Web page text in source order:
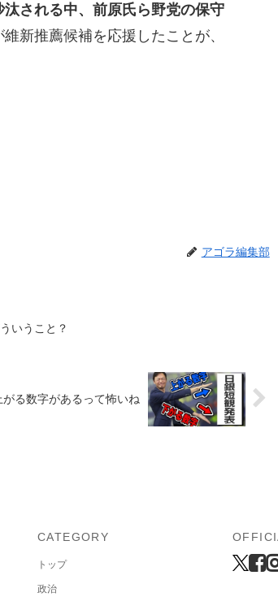
される中、前原氏ら野党の保守
新推薦候補を応援したことが、
アゴラ編集部
いうこと？
る数字があるって怖いね
CATEGORY
トップ
政治